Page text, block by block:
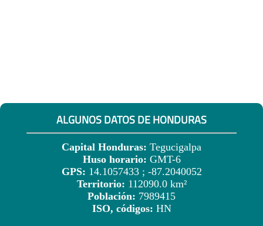
ALGUNOS DATOS DE HONDURAS
Capital Honduras: Tegucigalpa
Huso horario: GMT-6
GPS: 14.1057433 ; -87.2040052
Territorio: 112090.0 km²
Población: 7989415
ISO, códigos: HN